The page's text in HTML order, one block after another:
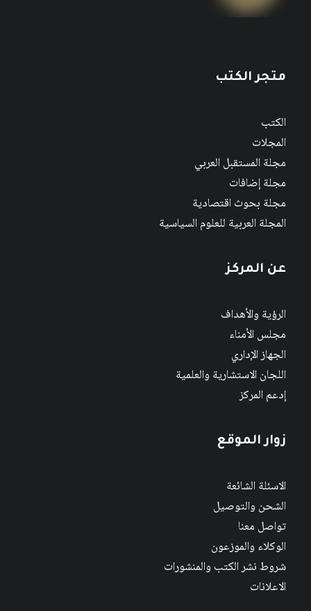
متجر الكتب
الكتب
المجلات
مجلة المستقبل العربي
مجلة إضافات
مجلة بحوث اقتصادية
المجلة العربية للعلوم السياسية
عن المركز
الرؤية والأهداف
مجلس الأمناء
الجهاز الإداري
اللجان الاستشارية والعلمية
إدعم المركز
زوار الموقع
الاسئلة الشائعة
الشحن والتوصيل
تواصل معنا
الوكلاء والموزعون
شروط نشر الكتب والمنشورات
الاعلانات